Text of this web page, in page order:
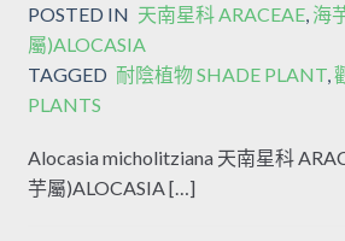
POSTED IN 天南星科 ARACEAE 海
屬)ALOCASIA
TAGGED 耐陰植物 SHADE PLANT ,
PLANTS
Alocasia micholitziana 天南星科
芋屬)ALOCASIA […]